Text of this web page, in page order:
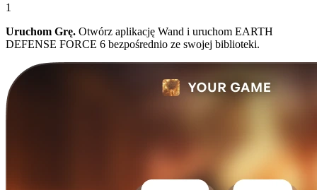
1
Uruchom Grę. Otwórz aplikację Wand i uruchom EARTH
DEFENSE FORCE 6 bezpośrednio ze swojej biblioteki.